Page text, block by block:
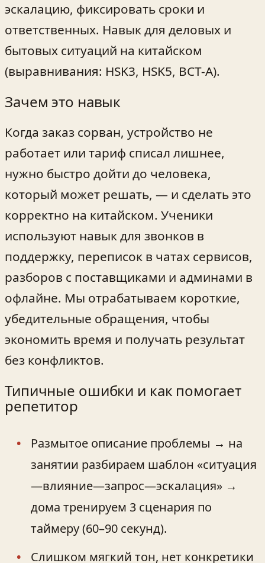
эскалацию, фиксировать сроки и
ответственных. Навык для деловых и
бытовых ситуаций на китайском
(выравнивания: HSK3, HSK5, BCT-A).
Зачем это навык
Когда заказ сорван, устройство не
работает или тариф списал лишнее,
нужно быстро дойти до человека,
который может решать, — и сделать это
корректно на китайском. Ученики
используют навык для звонков в
поддержку, переписок в чатах сервисов,
разборов с поставщиками и админами в
офлайне. Мы отрабатываем короткие,
убедительные обращения, чтобы
экономить время и получать результат
без конфликтов.
Типичные ошибки и как помогает
репетитор
Размытое описание проблемы → на
занятии разбираем шаблон «ситуация
—влияние—запрос—эскалация» →
дома тренируем 3 сценария по
таймеру (60–90 секунд).
Слишком мягкий тон, нет конкретики